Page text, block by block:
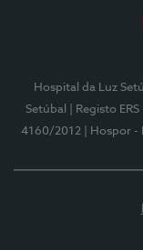
Hospital da Luz
Setúbal
| Registo
4160/2012
| Hospor